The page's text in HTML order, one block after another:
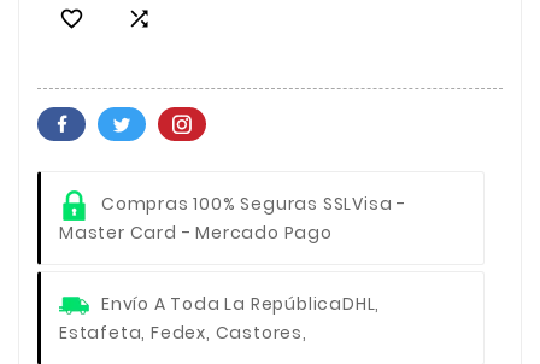
 
Compras 100% Seguras SSLVisa -
Master Card - Mercado Pago
Envío A Toda La RepúblicaDHL,
Estafeta, Fedex, Castores,